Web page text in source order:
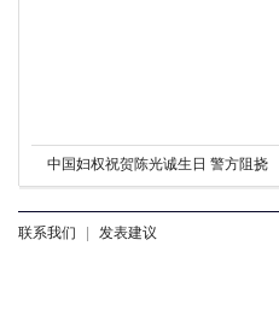
中国妇权祝贺陈光诚生日 警方阻挠
联系我们 | 发表建议